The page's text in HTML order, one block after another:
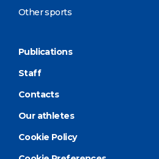
Other sports
Publications
Staff
Contacts
Our athletes
Cookie Policy